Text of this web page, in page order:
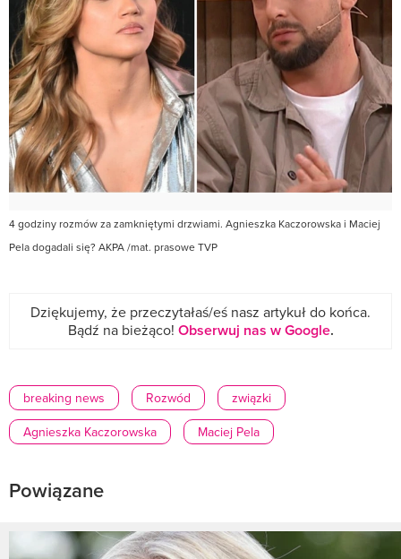
4 godziny rozmów za zamkniętymi drzwiami. Agnieszka Kaczorowska i Maciej
Pela dogadali się? AKPA /mat. prasowe TVP
Dziękujemy, że przeczytałaś/eś nasz artykuł do końca.
Bądź na bieżąco! Obserwuj nas w Google.
breaking news Rozwód
związki
Agnieszka Kaczorowska
Maciej Pela
Powiązane